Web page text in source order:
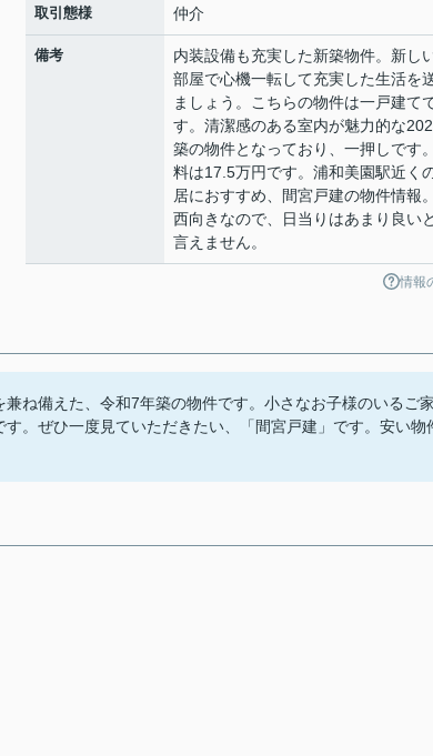
取引態様 仲介
備考
内装設備も充実した新築物件。新し
部屋で心機一転して充実した生活を
ましょう。こちらの物件は一戸建て
す。清潔感のある室内が魅力的な
築の物件となっており、一押しです
料は17.5万円です。浦和美園駅近く
居におすすめ、間宮戸建の物件情報
西向きなので、日当りはあまり良い
言えません。
情報
ね備えた、令和7年築の物件です。小さなお子様のいるご家
。ぜひ一度見ていただきたい、「間宮戸建」です。安い物